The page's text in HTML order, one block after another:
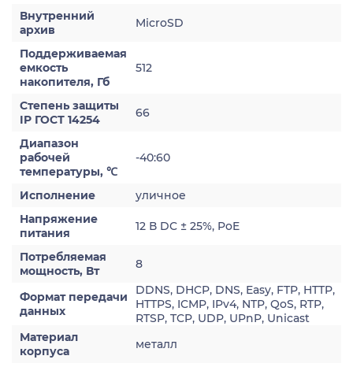
Внутренний
архив
MicroSD
Поддерживаемая
емкость
накопителя, Гб
512
Степень защиты
IP ГОСТ 14254
66
Диапазон
рабочей
температуры, ℃
-40:60
Исполнение
уличное
Напряжение
питания
12 В DC ± 25%, PoE
Потребляемая
мощность, Вт
8
Формат передачи
данных
DDNS, DHCP, DNS, Easy, FTP, HTTP,
HTTPS, ICMP, IPv4, NTP, QoS, RTP,
RTSP, TCP, UDP, UPnP, Unicast
Материал
корпуса
металл